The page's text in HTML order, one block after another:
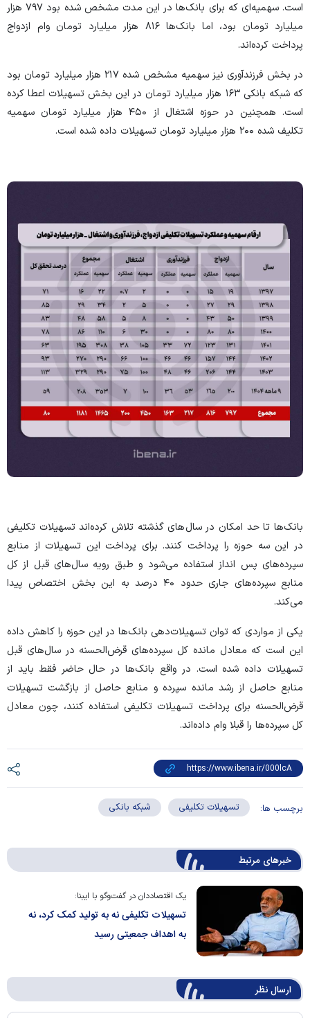
است. سهمیه‌ای که برای بانک‌ها در این مدت مشخص شده بود ۷۹۷ هزار
میلیارد تومان بود، اما بانک‌ها ۸۱۶ هزار میلیارد تومان وام ازدواج
پرداخت کرده‌اند.
در بخش فرزندآوری نیز سهمیه مشخص شده ۲۱۷ هزار میلیارد تومان بود
که شبکه بانکی ۱۶۳ هزار میلیارد تومان در این بخش تسهیلات اعطا کرده
است. همچنین در حوزه اشتغال از ۴۵۰ هزار میلیارد تومان سهمیه
تکلیف شده ۲۰۰ هزار میلیارد تومان تسهیلات داده شده است.
بانک‌ها تا حد امکان در سال‌های گذشته تلاش کرده‌اند تسهیلات تکلیفی
در این سه حوزه را پرداخت کنند. برای پرداخت این تسهیلات از منابع
سپرده‌های پس انداز استفاده می‌شود و طبق رویه سال‌های قبل از کل
منابع سپرده‌های جاری حدود ۴۰ درصد به این بخش اختصاص پیدا
می‌کند.
یکی از مواردی که توان تسهیلات‌دهی بانک‌ها در این حوزه را کاهش داده
این است که معادل مانده کل سپرده‌های قرض‌الحسنه در سال‌های قبل
تسهیلات داده شده است. در واقع بانک‌ها در حال حاضر فقط باید از
منابع حاصل از رشد مانده سپرده و منابع حاصل از بازگشت تسهیلات
قرض‌الحسنه برای پرداخت تسهیلات تکلیفی استفاده کنند، چون معادل
کل سپرده‌ها را قبلا وام داده‌اند.
برچسب ها: تسهیلات تکلیفی شبکه بانکی
خبرهای مرتبط
یک اقتصاددان در گفت‌و‌گو با ایبنا:
تسهیلات تکلیفی نه به تولید کمک کرد، نه
به اهداف جمعیتی رسید
ارسال‌ نظر